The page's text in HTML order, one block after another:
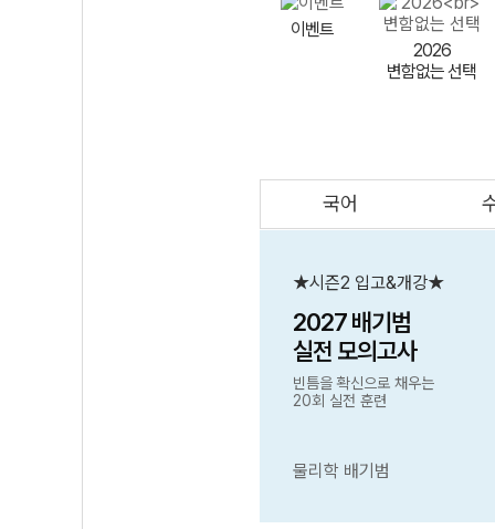
이벤트
2026
변함없는 선택
국어
★시즌2 입고&개강★
2027 배기범
실전 모의고사
빈틈을 확신으로 채우는
20회 실전 훈련
물리학 배기범